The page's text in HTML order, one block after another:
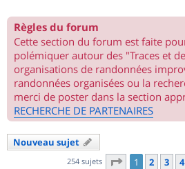
Règles du forum
Cette section du forum est faite
polémiquer autour des "Traces et
organisations de randonnées
randonnées organisées ou la
merci de poster dans la section
RECHERCHE DE PARTENAIRES
Nouveau sujet
254 sujets Page 1sur
1 2 3 4